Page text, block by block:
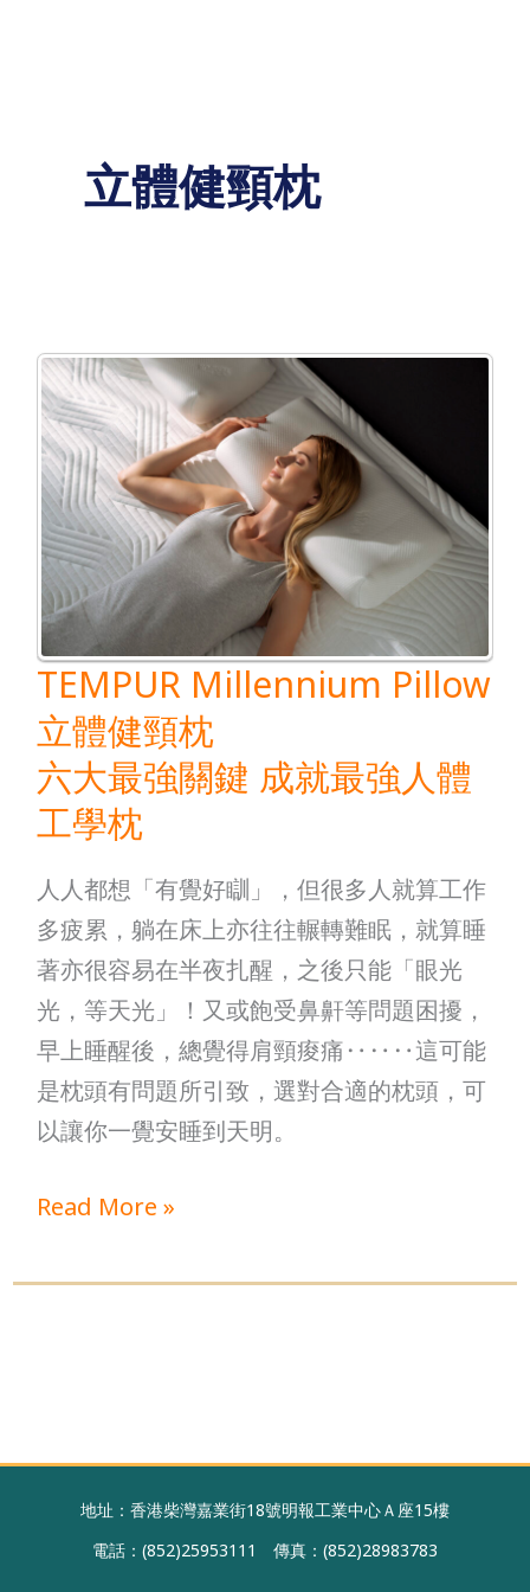
立體健頸枕
TEMPUR Millennium Pillow
立體健頸枕
六大最強關鍵 成就最強人體
工學枕
人人都想「有覺好瞓」，但很多人就算工作
多疲累，躺在床上亦往往輾轉難眠，就算睡
著亦很容易在半夜扎醒，之後只能「眼光
光，等天光」！又或飽受鼻鼾等問題困擾，
早上睡醒後，總覺得肩頸痠痛‥‥‥這可能
是枕頭有問題所引致，選對合適的枕頭，可
以讓你一覺安睡到天明。
TEMPUR
Millennium
Pillow
立
體
健
頸
枕
六
大
最
強
鍵
成
就
最
強
人
體
學
Read More »
地址：香港柴灣嘉業街18號明報工業中心Ａ座15樓
電話：(852)25953111 傳真：(852)28983783